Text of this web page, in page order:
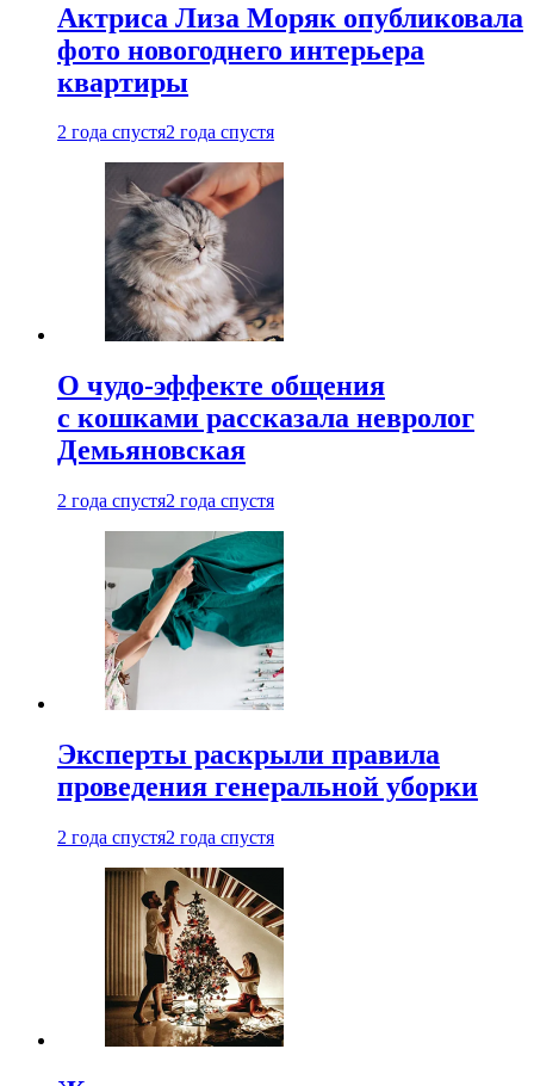
Актриса Лиза Моряк опубликовала
фото новогоднего интерьера
квартиры
2 года спустя2 года спустя
О чудо-эффекте общения
с кошками рассказала невролог
Демьяновская
2 года спустя2 года спустя
Эксперты раскрыли правила
проведения генеральной уборки
2 года спустя2 года спустя